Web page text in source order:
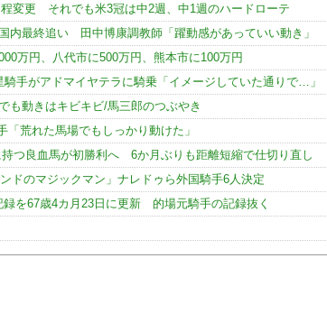
変更 それでも米3冠は中2週、中1週のハードローテ
内最終追い 田中博康調教師「躍動感があっていい動き」
万円、八代市に500万円、熊本市に100万円
手がアドマイヤテラに騎乗「イメージしていた通りで…」
も動きはキビキビ/馬三郎のつぶやき
荒れた馬場でもしっかり動けた」
つ良血馬が初勝利へ 6か月ぶりも距離短縮で仕切り直し
ドのマジックマン」ナレドゥら外国騎手6人決定
録を67歳4カ月23日に更新 的場元騎手の記録抜く